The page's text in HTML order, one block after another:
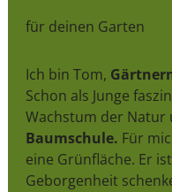
für deinen Garten
Ich bin Tom,
Schon als Junge
Wachstum der Natur
Baumschule. Für
eine Grünfläche. Er
Geborgenheit